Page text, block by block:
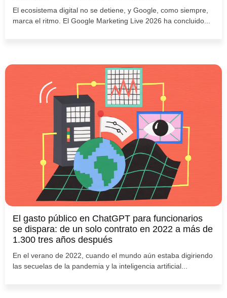
El ecosistema digital no se detiene, y Google, como siempre,
marca el ritmo. El Google Marketing Live 2026 ha concluido...
El gasto público en ChatGPT para funcionarios
se dispara: de un solo contrato en 2022 a más de
1.300 tres años después
En el verano de 2022, cuando el mundo aún estaba digiriendo
las secuelas de la pandemia y la inteligencia artificial...